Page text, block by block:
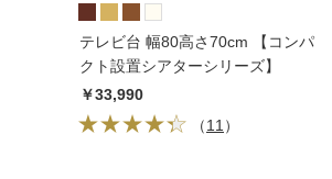
テレビ台 幅80高さ70cm 【コンパ
クト設置シアターシリーズ】
￥33,990
（11 ）